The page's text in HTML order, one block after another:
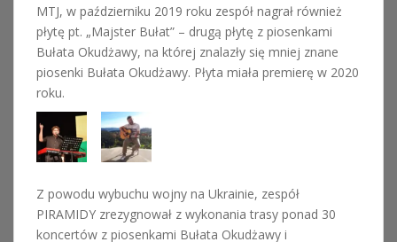
MTJ, w październiku 2019 roku zespół nagrał również
płytę pt. „Majster Bułat” – drugą płytę z piosenkami
Bułata Okudżawy, na której znalazły się mniej znane
piosenki Bułata Okudżawy. Płyta miała premierę w 2020
roku.
Z powodu wybuchu wojny na Ukrainie, zespół
PIRAMIDY zrezygnował z wykonania trasy ponad 30
koncertów z piosenkami Bułata Okudżawy i